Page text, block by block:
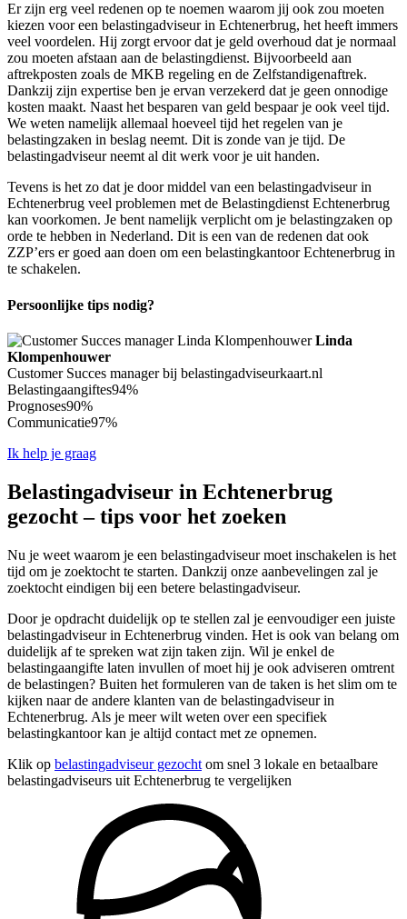
Er zijn erg veel redenen op te noemen waarom jij ook zou moeten
kiezen voor een belastingadviseur in Echtenerbrug, het heeft immers
veel voordelen. Hij zorgt ervoor dat je geld overhoud dat je normaal
zou moeten afstaan aan de belastingdienst. Bijvoorbeeld aan
aftrekposten zoals de MKB regeling en de Zelfstandigenaftrek.
Dankzij zijn expertise ben je ervan verzekerd dat je geen onnodige
kosten maakt. Naast het besparen van geld bespaar je ook veel tijd.
We weten namelijk allemaal hoeveel tijd het regelen van je
belastingzaken in beslag neemt. Dit is zonde van je tijd. De
belastingadviseur neemt al dit werk voor je uit handen.
Tevens is het zo dat je door middel van een belastingadviseur in
Echtenerbrug veel problemen met de Belastingdienst Echtenerbrug
kan voorkomen. Je bent namelijk verplicht om je belastingzaken op
orde te hebben in Nederland. Dit is een van de redenen dat ook
ZZP’ers er goed aan doen om een belastingkantoor Echtenerbrug in
te schakelen.
Persoonlijke tips nodig?
Linda
Klompenhouwer
Customer Succes manager bij belastingadviseurkaart.nl
Belastingaangiftes94%
Prognoses90%
Communicatie97%
Ik help je graag
Belastingadviseur in Echtenerbrug
gezocht – tips voor het zoeken
Nu je weet waarom je een belastingadviseur moet inschakelen is het
tijd om je zoektocht te starten. Dankzij onze aanbevelingen zal je
zoektocht eindigen bij een betere belastingadviseur.
Door je opdracht duidelijk op te stellen zal je eenvoudiger een juiste
belastingadviseur in Echtenerbrug vinden. Het is ook van belang om
duidelijk af te spreken wat zijn taken zijn. Wil je enkel de
belastingaangifte laten invullen of moet hij je ook adviseren omtrent
de belastingen? Buiten het formuleren van de taken is het slim om te
kijken naar de andere klanten van de belastingadviseur in
Echtenerbrug. Als je meer wilt weten over een specifiek
belastingkantoor kan je altijd contact met ze opnemen.
Klik op belastingadviseur gezocht om snel 3 lokale en betaalbare
belastingadviseurs uit Echtenerbrug te vergelijken